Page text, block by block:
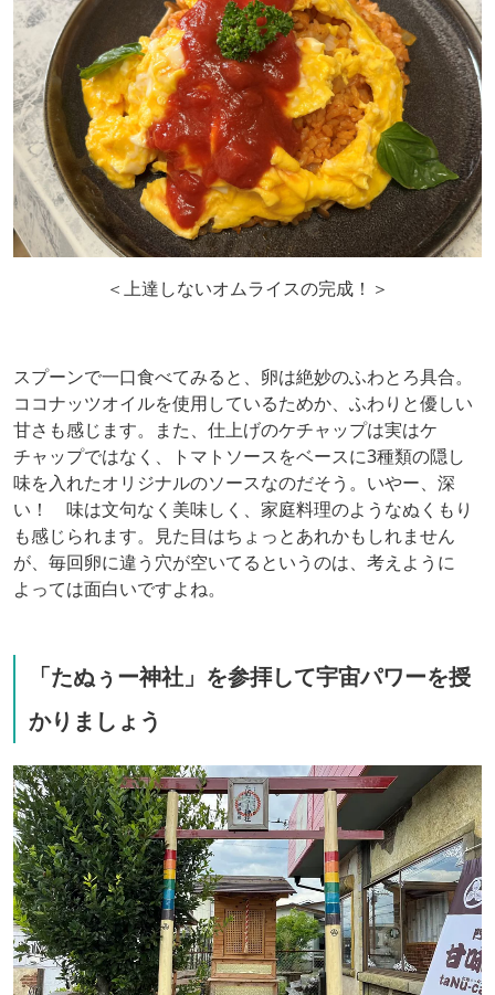
＜上達しないオムライスの完成！＞
スプーンで一口食べてみると、卵は絶妙のふわとろ具合。
ココナッツオイルを使用しているためか、ふわりと優しい
甘さも感じます。また、仕上げのケチャップは実はケ
チャップではなく、トマトソースをベースに3種類の隠し
味を入れたオリジナルのソースなのだそう。いやー、深
い！ 味は文句なく美味しく、家庭料理のようなぬくもり
も感じられます。見た目はちょっとあれかもしれません
が、毎回卵に違う穴が空いてるというのは、考えように
よっては面白いですよね。
「たぬぅー神社」を参拝して宇宙パワーを授
かりましょう